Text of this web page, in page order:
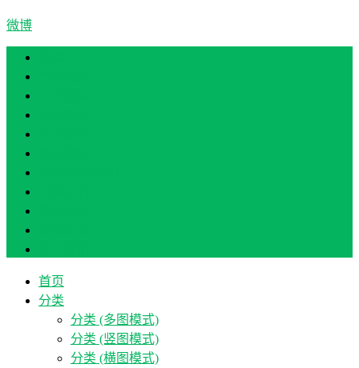
微博
首页
分类
分类 (多图模式)
分类 (竖图模式)
分类 (横图模式)